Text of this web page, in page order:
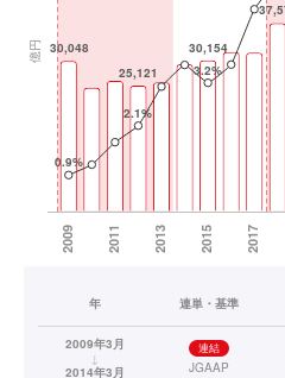
年 連単・基準
2009年3月
↓
2014年3月
連結
JGAAP